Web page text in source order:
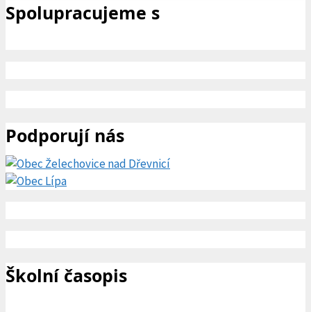
Spolupracujeme s
Podporují nás
Školní časopis